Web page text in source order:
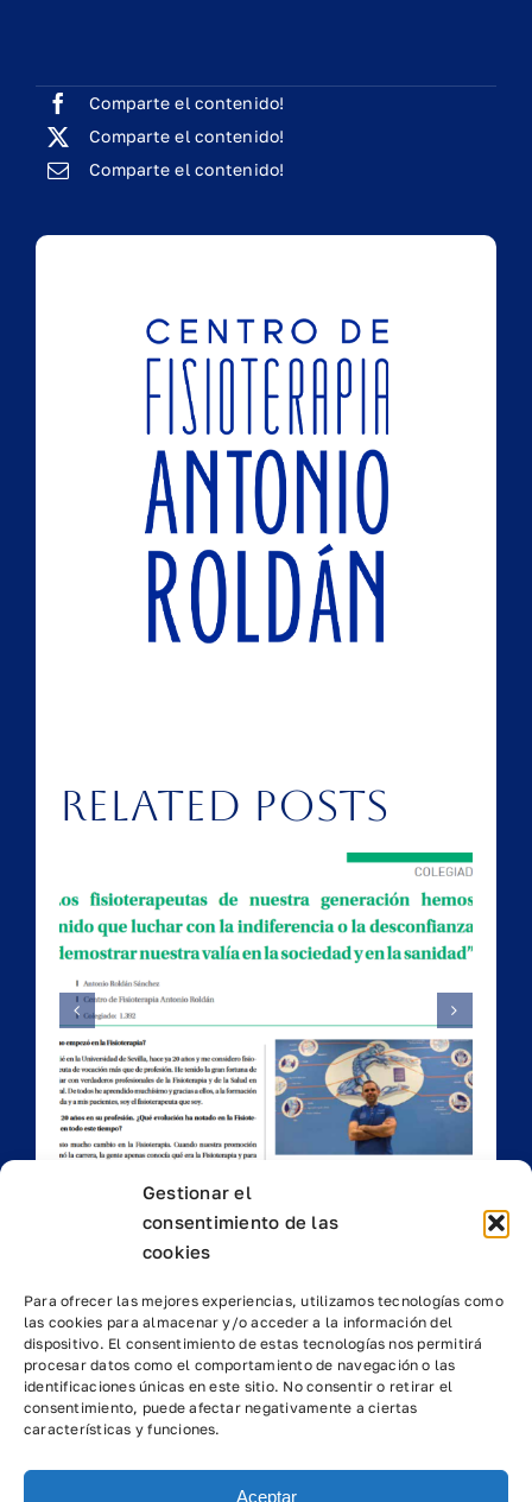
Gestionar el
consentimiento de las
cookies
Para ofrecer las mejores experiencias, utilizamos tecnologías como
las cookies para almacenar y/o acceder a la información del
dispositivo. El consentimiento de estas tecnologías nos permitirá
procesar datos como el comportamiento de navegación o las
identificaciones únicas en este sitio. No consentir o retirar el
consentimiento, puede afectar negativamente a ciertas
características y funciones.
Aceptar
Related Posts
Falsos Cólicos
Comparte el contenido!
Comparte el contenido!
Comparte el contenido!
© 2024 Centro de Fisioterapia Antonio Roldán S.L., CIF: B-
Avda. Luis Montoto 107-113, Edificio Cristal B, Planta 2,